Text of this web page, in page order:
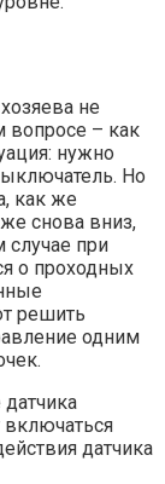
не
вопросе – как
нужно
Но
как же
снова вниз,
случае при
о проходных
решить
одним
датчика